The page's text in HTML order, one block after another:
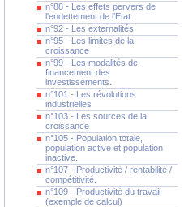
n°88 - Les effets pervers de
l'endettement de l'Etat.
n°92 - Les externalités.
n°95 - Les limites de la
croissance
n°99 - Les modalités de
financement des
investissements.
n°101 - Les révolutions
industrielles
n°103 - Les sources de la
croissance
n°105 - Population totale,
population active et population
inactive.
n°107 - Productivité / rentabilité /
compétitivité.
n°109 - Productivité du travail
(exemple de calcul)